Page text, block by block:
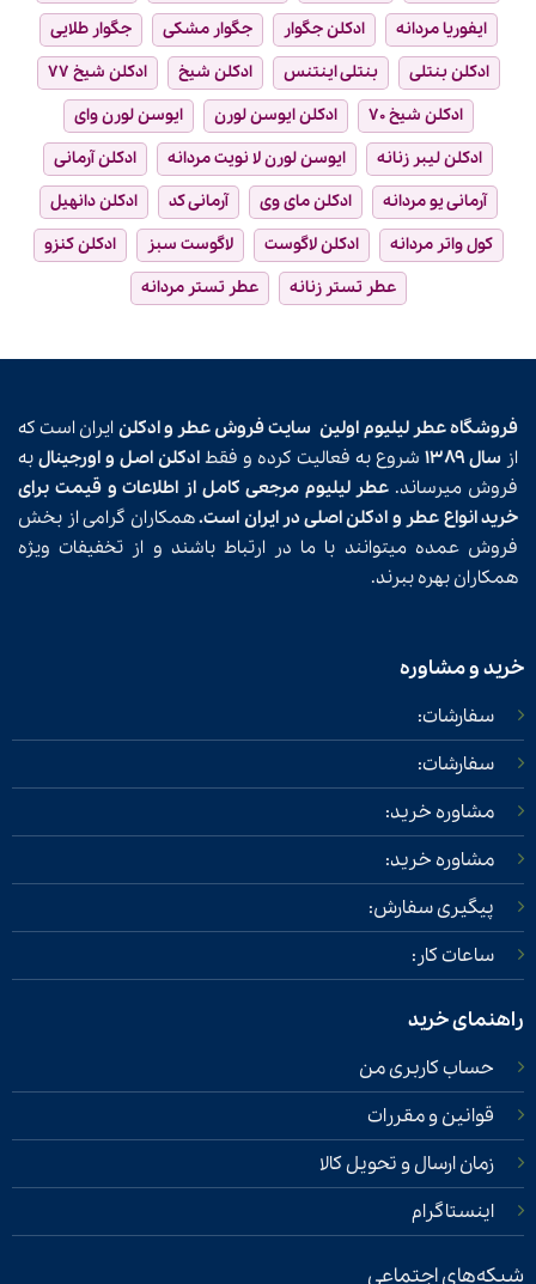
ایفوریا مردانه
ادکلن جگوار جگوار مشکی
جگوار طلایی
ادکلن بنتلی
بنتلی اینتنس ادکلن شیخ
ادکلن شیخ ۷۷
ادکلن شیخ ۷۰
ادکلن ایوسن لورن
ایوسن لورن وای
ادکلن لیبر زنانه
ایوسن لورن لا نویت مردانه
ادکلن آرمانی
آرمانی یو مردانه
ادکلن مای وی آرمانی کد
ادکلن دانهیل
کول واتر مردانه
ادکلن لاگوست لاگوست سبز
ادکلن کنزو
عطر تستر زنانه
عطر تستر مردانه
فروشگاه عطر لیلیوم اولین سایت فروش عطر و ادکلن ایران است که
از سال ۱۳۸۹ شروع به فعالیت کرده و فقط ادکلن اصل و اورجینال به
فروش میرساند. عطر لیلیوم مرجعی کامل از اطلاعات و قیمت برای
خرید انواع عطر و ادکلن اصلی در ایران است.همکاران گرامی از بخش
فروش عمده میتوانند با ما در ارتباط باشند و از تخفیفات ویژه
همکاران بهره ببرند.
خرید و مشاوره
سفارشات:
سفارشات:
مشاوره خرید:
مشاوره خرید:
پیگیری سفارش:
ساعات کار:
راهنمای خرید
حساب کاربری من
قوانین و مقررات
زمان ارسال و تحویل کالا
اینستاگرام
شبکه‌های اجتماعی